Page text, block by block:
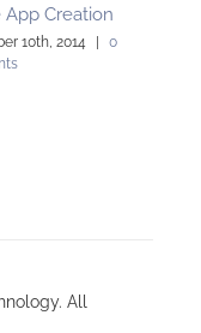
App Creation
10th, 2014 |
0
All